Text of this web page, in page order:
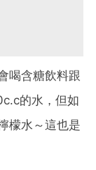
喝含糖飲料跟
的水，但如
檬水～這也是